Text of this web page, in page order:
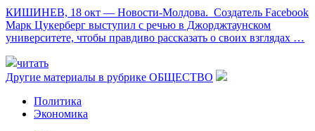
КИШИНЕВ, 18 окт — Новости-Молдова. Создатель Facebook
Марк Цукерберг выступил с речью в Джорджтаунском
университете, чтобы правдиво рассказать о своих взглядах …
читать
Другие материалы в рубрике ОБЩЕСТВО
Политика
Экономика